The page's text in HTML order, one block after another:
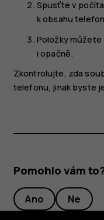
Spusťte v
k obsahu
Položky
i opačně.
Zkontrolujte, zda
telefonu, jinak byste
Pomohlo vám
Ano Ne